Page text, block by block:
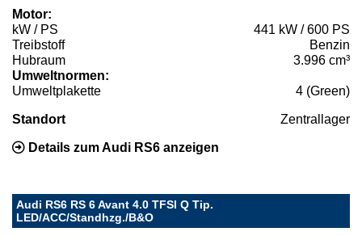
Motor:
kW / PS
441 kW / 600 PS
Treibstoff
Benzin
Hubraum
3.996 cm³
Umweltnormen:
Umweltplakette
4 (Green)
Standort Zentrallager
Details zum Audi RS6 anzeigen
Audi RS6 RS 6 Avant 4.0 TFSI Q Tip.
LED/ACC/Standhzg./B&O